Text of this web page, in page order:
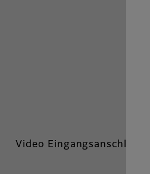
Video Eingangsanschlüsse